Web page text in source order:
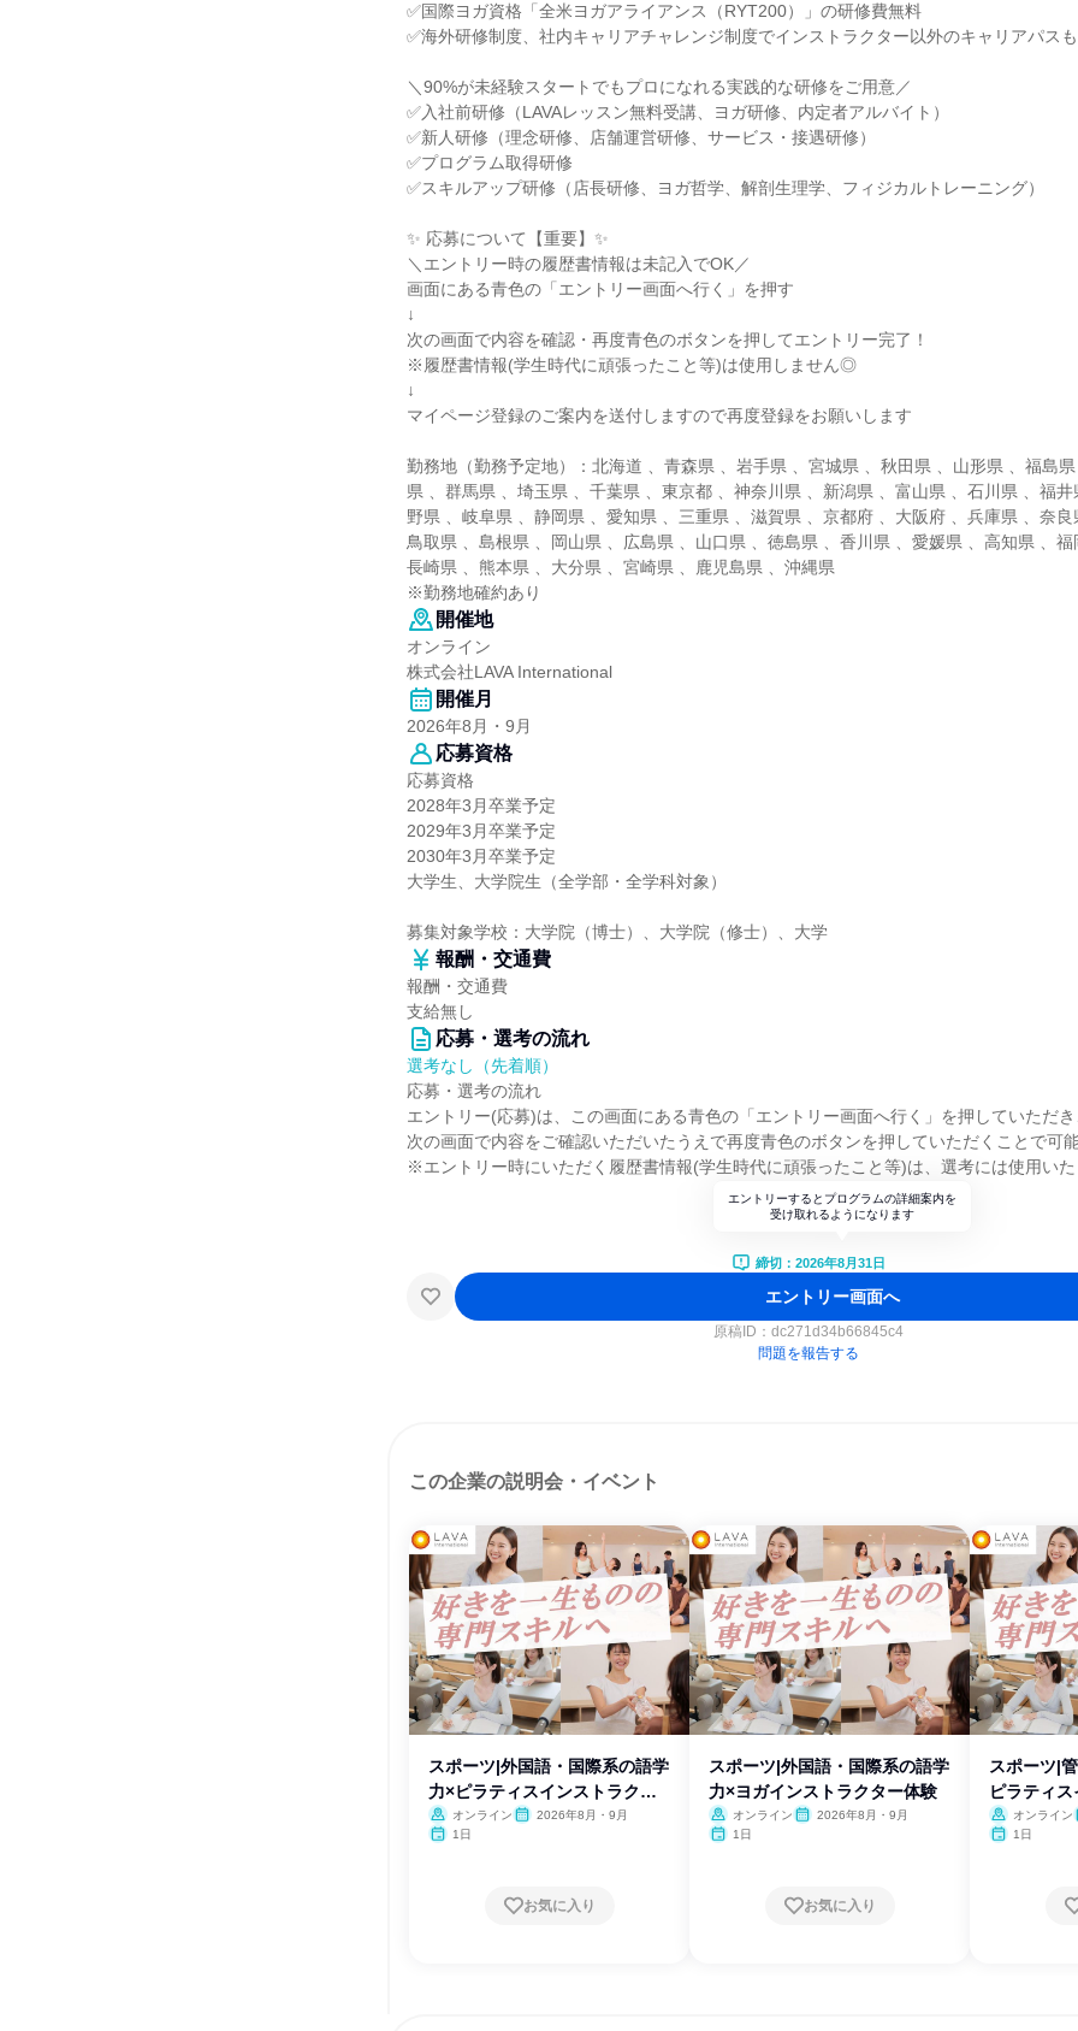
✅国際ヨガ資格「全米ヨガアライアンス（RYT200）」の研修費無料
✅海外研修制度、社内キャリアチャレンジ制度でインストラクター以外のキャリアパス
＼90%が未経験スタートでもプロになれる実践的な研修をご用意／
✅入社前研修（LAVAレッスン無料受講、ヨガ研修、内定者アルバイト）
✅新人研修（理念研修、店舗運営研修、サービス・接遇研修）
✅プログラム取得研修
✅スキルアップ研修（店長研修、ヨガ哲学、解剖生理学、フィジカルトレーニング）
✨ 応募について【重要】✨
＼エントリー時の履歴書情報は未記入でOK／
画面にある青色の「エントリー画面へ行く」を押す
↓
次の画面で内容を確認・再度青色のボタンを押してエントリー完了！
※履歴書情報(学生時代に頑張ったこと等)は使用しません◎
↓
マイページ登録のご案内を送付しますので再度登録をお願いします
勤務地（勤務予定地）：北海道 、青森県 、岩手県 、宮城県 、秋田県 、山形県 、福島
県 、群馬県 、埼玉県 、千葉県 、東京都 、神奈川県 、新潟県 、富山県 、石川県 、福
野県 、岐阜県 、静岡県 、愛知県 、三重県 、滋賀県 、京都府 、大阪府 、兵庫県 、奈
鳥取県 、島根県 、岡山県 、広島県 、山口県 、徳島県 、香川県 、愛媛県 、高知県 、
長崎県 、熊本県 、大分県 、宮崎県 、鹿児島県 、沖縄県
※勤務地確約あり
開催地
オンライン
株式会社LAVA International
開催月
2026年8月・9月
応募資格
応募資格
2028年3月卒業予定
2029年3月卒業予定
2030年3月卒業予定
大学生、大学院生（全学部・全学科対象）
募集対象学校：大学院（博士）、大学院（修士）、大学
報酬・交通費
報酬・交通費
支給無し
応募・選考の流れ
選考なし（先着順）
応募・選考の流れ
エントリー(応募)は、この画面にある青色の「エントリー画面へ行く」を押していただ
次の画面で内容をご確認いただいたうえで再度青色のボタンを押していただくことで可
※エントリー時にいただく履歴書情報(学生時代に頑張ったこと等)は、選考には使用い
エントリーするとプログラムの詳細案内を
受け取れるようになります
締切：2026年8月31日
エントリー画面へ
原稿ID： dc271d34b66845c4
問題を報告する
この企業の説明会・イベント
スポーツ|外国語・国際系の語学
力×ピラティスインストラクタ
ー
オンライン
2026年8月・9月
1日
お気に入り
スポーツ|外国語・国際系の語学
力×ヨガインストラクター体験
オンライン
2026年8月・9月
1日
お気に入り
スポーツ|
ピラティ
験
オンライン
1日